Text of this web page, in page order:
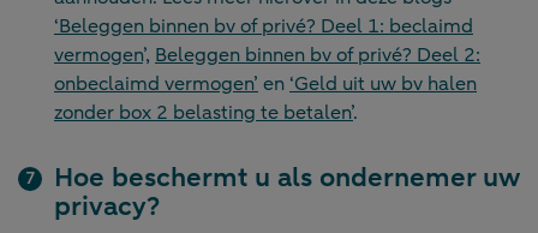
‘Beleggen binnen bv of privé? Deel 1: beclaimd
vermogen’, Beleggen binnen bv of privé? Deel 2:
onbeclaimd vermogen’ en ‘Geld uit uw bv halen
zonder box 2 belasting te betalen’.
Hoe beschermt u als ondernemer uw
privacy?